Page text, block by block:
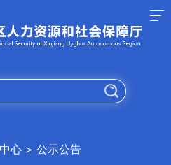
心 > 公示公告